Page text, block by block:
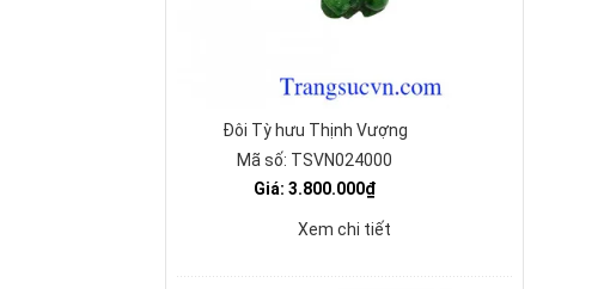
Đôi Tỳ hưu Thịnh Vượng
Mã số: TSVN024000
Giá: 3.800.000₫
Xem chi tiết